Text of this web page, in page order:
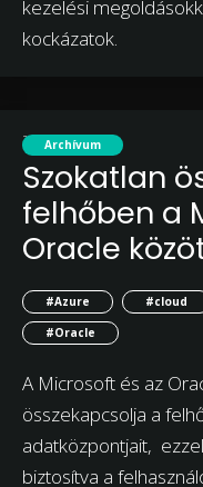
kezelési
kockázatok.
Archívum
2019. június 7.
Szokatlan
felhőben a
Oracle
#Azure #cloud
#Oracle
A Microsoft és az
összekapcsolja a
adatközpontjait,
biztosítva a